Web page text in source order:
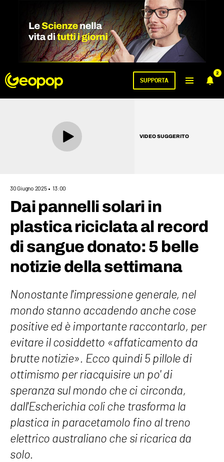
2
SUPPORTA
VIDEO SUGGERITO
30 Giugno 2025 13:00
Dai pannelli solari in
plastica riciclata al record
di sangue donato: 5 belle
notizie della settimana
Nonostante l'impressione generale, nel
mondo stanno accadendo anche cose
positive ed è importante raccontarlo, per
evitare il cosiddetto «affaticamento da
brutte notizie». Ecco quindi 5 pillole di
ottimismo per riacquisire un po' di
speranza sul mondo che ci circonda,
dall'Escherichia coli che trasforma la
plastica in paracetamolo fino al treno
elettrico australiano che si ricarica da
solo.